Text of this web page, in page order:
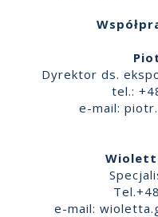
Dyrektor ds.
tel.:
e-mail:
e-mail: